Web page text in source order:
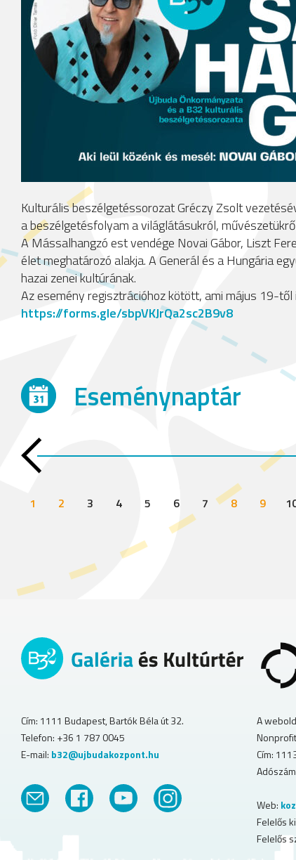
Kulturális beszélgetéssorozat Gréczy Zsolt
a beszélgetésfolyam a világlátásukról,
A Mássalhangzó est vendége Novai Gábor, Liszt
élet meghatározó alakja. A Generál és a Hungária
hazai zenei kultúrának.
Az esemény regisztrációhoz kötött, ami május 19-től
https://forms.gle/sbpVKJrQa2sc2B9v8
Eseménynaptár
1 2 3 4 5 6 7 8 9
Cím: 1111 Budapest, Bartók Béla út 32.
Telefon: +36 1 787 0045
E-mail: b32@ujbudakozpont.hu
A
Cím:
Web:
Felelős
Felelős